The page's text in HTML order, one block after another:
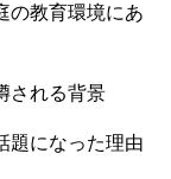
の教育環境にあ
される背景
題になった理由